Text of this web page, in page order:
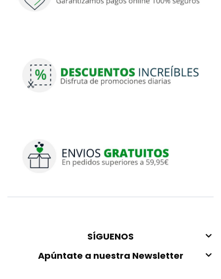
SÍGUENOS
Apúntate a nuestra Newsletter